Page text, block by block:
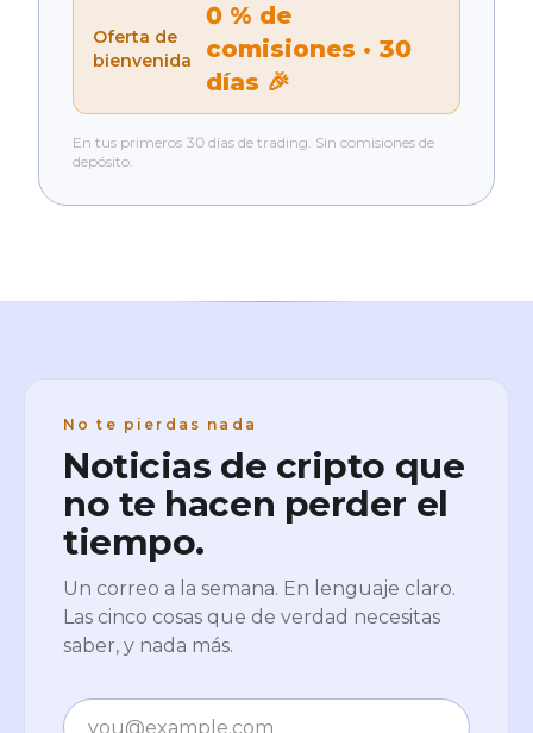
Oferta de
bienvenida
0 % de
comisiones · 30
días 🎉
En tus primeros 30 días de trading. Sin comisiones de
depósito.
No te pierdas nada
Noticias de cripto que
no te hacen perder el
tiempo.
Un correo a la semana. En lenguaje claro.
Las cinco cosas que de verdad necesitas
saber, y nada más.
Correo electrónico